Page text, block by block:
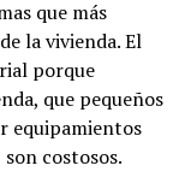
que más
la vivienda. El
porque
que pequeños
equipamientos
costosos.